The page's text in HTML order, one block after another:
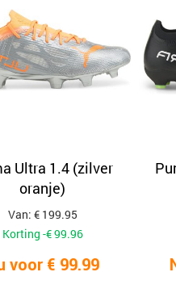
Ultra 1.4 (zilver
oranje)
Van: € 199.95
Korting -€ 99.96
voor € 99.99